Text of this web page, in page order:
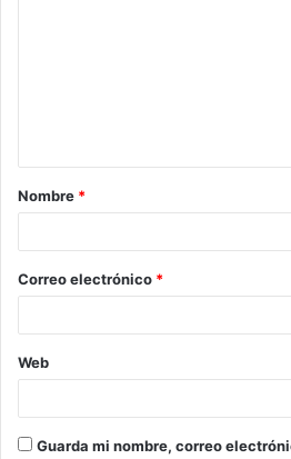
a
r
*
Nombre *
Correo electrónico *
Web
Guarda mi nombre, correo